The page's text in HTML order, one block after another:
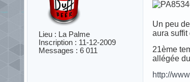
Lieu : La Palme
Inscription : 11-12-2009
Messages : 6 011
Un peu
aura
21ème
allégée
http://